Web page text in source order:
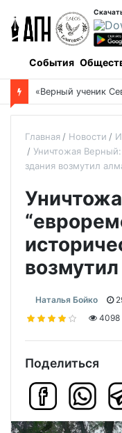
События
Боровое: когда и
Главная Новости
Уничтожая Верный:
здания возмутил
Наталья Бойко
4098
Поделиться